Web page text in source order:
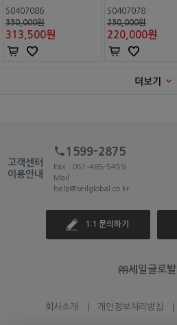
S0407086
330,000원
313,500원
S0407078
230,000원
220,000원
더보기
고객센터
이용안내
1599-2875
Fax : 051-465-5459
Mail :
help@seilglobal.co.kr
1:1 문의하기
㈜세일글로발
회사소개 개인정보처리방침